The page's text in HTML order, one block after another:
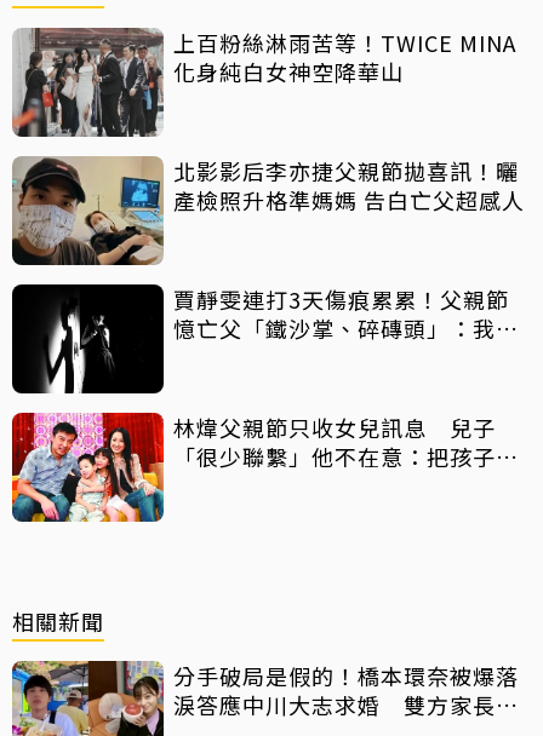
上百粉絲淋雨苦等！TWICE MINA
化身純白女神空降華山
北影影后李亦捷父親節拋喜訊！曬
產檢照升格準媽媽 告白亡父超感人
賈靜雯連打3天傷痕累累！父親節
憶亡父「鐵沙掌、碎磚頭」：我身
林煒父親節只收女兒訊息 兒子
「很少聯繫」他不在意：把孩子當
相關新聞
分手破局是假的！橋本環奈被爆落
淚答應中川大志求婚 雙方家長已